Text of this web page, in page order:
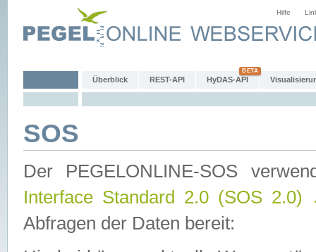
Hilfe
Überblick REST-API HyDAS-API
SOS
Der PEGELONLINE-SOS
Interface Standard 2.0 (SOS 2.0)
Abfragen der Daten bereit: